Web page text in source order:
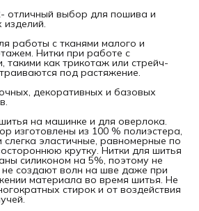
отличный выбор для пошива и
изделий.
работы с тканями малого и
Нитки при работе с
такими как трикотаж или стрейч-
под растяжение.
декоративных и базовых
на машинке и для оверлока.
изготовлены из 100 % полиэстера,
эластичные, равномерные по
крутку. Нитки для шитья
силиконом на 5%, поэтому не
создают волн на шве даже при
материала во время шитья. Не
стирок и от воздействия